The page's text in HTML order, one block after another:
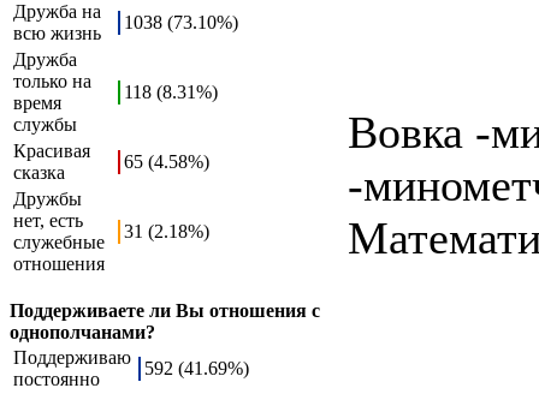
Дружба на
всю жизнь
1038 (73.10%)
Дружба
только на
время
службы
118 (8.31%)
Красивая
сказка
65 (4.58%)
Дружбы
нет, есть
служебные
отношения
31 (2.18%)
Поддерживаете ли Вы отношения с
однополчанами?
Поддерживаю
постоянно
592 (41.69%)
Вовка -
-